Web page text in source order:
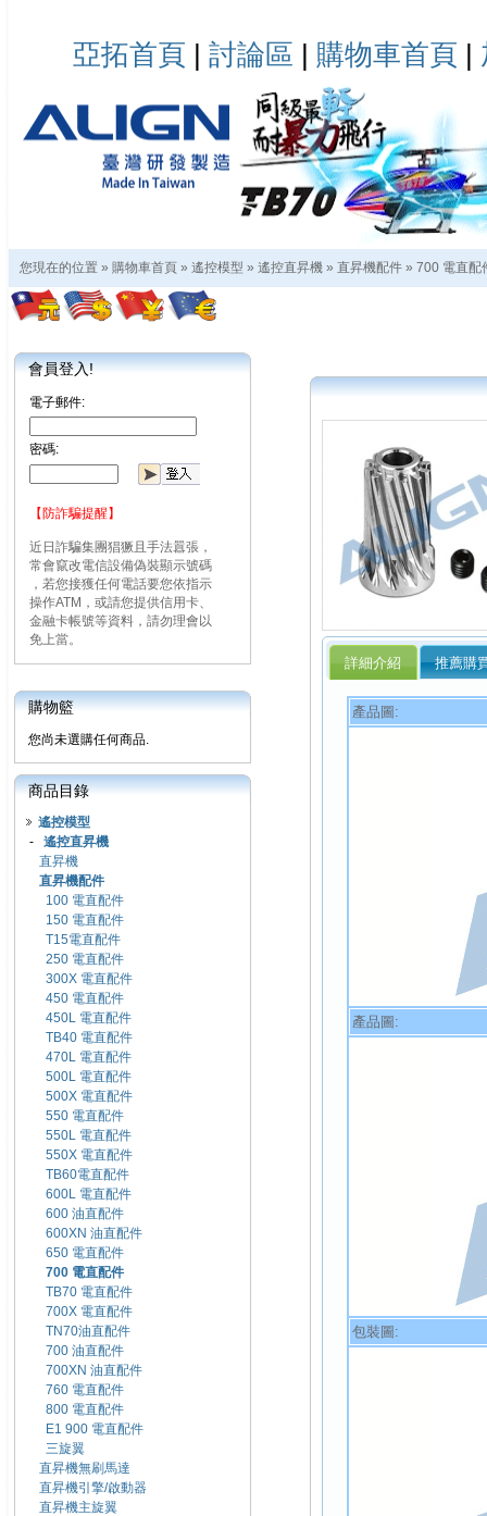
亞拓首頁 | 討論區 | 購物車首頁 |
您現在的位置 » 購物車首頁 » 遙控模型 » 遙控直昇機 » 直昇機配件 » 700 電直配
會員登入!
電子郵件:
密碼:
【防詐騙提醒】
近日詐騙集團猖獗且手法囂張，
常會竄改電信設備偽裝顯示號碼
，若您接獲任何電話要您依指示
操作ATM，或請您提供信用卡、
金融卡帳號等資料，請勿理會以
免上當。
購物籃
您尚未選購任何商品.
商品目錄
遙控模型
- 遙控直昇機
直昇機
直昇機配件
100 電直配件
150 電直配件
T15電直配件
250 電直配件
300X 電直配件
450 電直配件
450L 電直配件
TB40 電直配件
470L 電直配件
500L 電直配件
500X 電直配件
550 電直配件
550L 電直配件
550X 電直配件
TB60電直配件
600L 電直配件
600 油直配件
600XN 油直配件
650 電直配件
700 電直配件
TB70 電直配件
700X 電直配件
TN70油直配件
700 油直配件
700XN 油直配件
760 電直配件
800 電直配件
E1 900 電直配件
三旋翼
直昇機無刷馬達
直昇機引擎/啟動器
直昇機主旋翼
詳細介紹 推薦購
產品圖:
產品圖:
包裝圖: